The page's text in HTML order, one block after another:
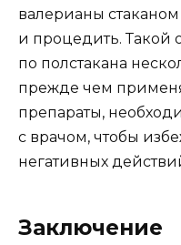
валерианы стаканом
и процедить. Такой
по полстакана
прежде чем
препараты,
с врачом, чтобы
негативных
Заключение